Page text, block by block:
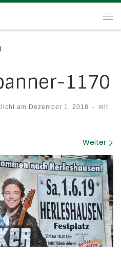
1170
am Dezember 1, 2018 -
mit
Weiter